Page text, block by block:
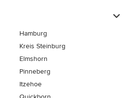
Hamburg
Kreis Steinburg
Elmshorn
Pinneberg
Itzehoe